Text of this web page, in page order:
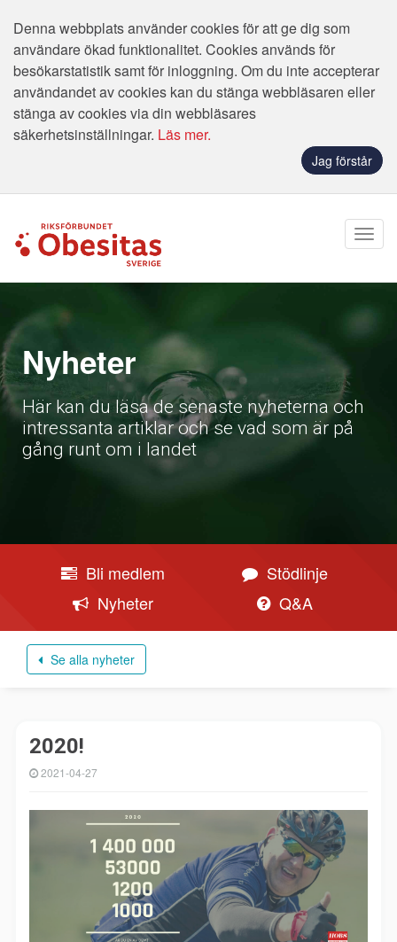
Denna webbplats använder cookies för att ge dig som
användare ökad funktionalitet. Cookies används för
besökarstatistik samt för inloggning. Om du inte accepterar
användandet av cookies kan du stänga webbläsaren eller
stänga av cookies via din webbläsares
säkerhetsinställningar. Läs mer.
Jag förstår
Nyheter
Här kan du läsa de senaste nyheterna och
intressanta artiklar och se vad som är på
gång runt om i landet
Bli medlem
Stödlinje
Nyheter
Q&A
Se alla nyheter
2020!
2021-04-27